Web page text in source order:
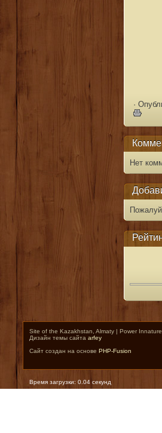
·
Нет
Site of the Kazakhstan, Almaty | Power Innature
Дизайн темы сайта arfey
Сайт создан на основе PHP-Fusion
Время загрузки: 0.04 секунд